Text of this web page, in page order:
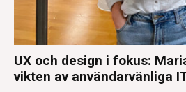
UX och design i fokus:
vikten av användarvänliga